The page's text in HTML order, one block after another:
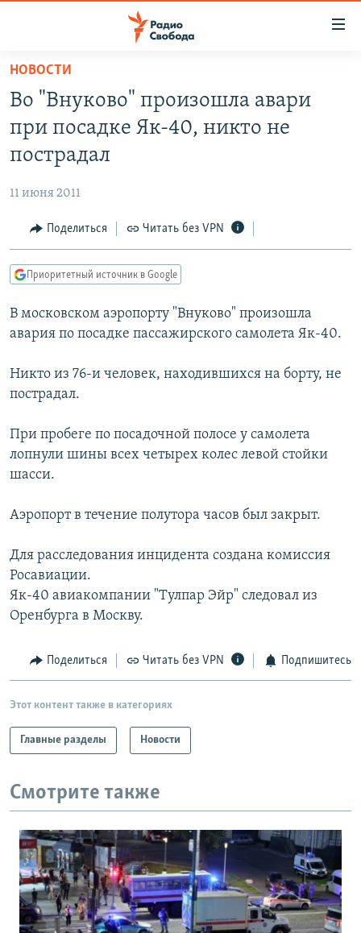
упрощенного
доступа
основному
Вернутся
Вернутся
поиску
ПРОГРАММЫ
ПОДКАСТЫ
АВТОРСКИЕ ПРОЕКТЫ
МНЕНИЯ
КУЛЬТУРА
КАВКАЗ.РЕАЛИИ
СЕВЕР.РЕАЛИИ
СИБИРЬ.РЕАЛИИ
РАСПИСАНИЕ ВЕЩАНИЯ
ПОДПИШИТЕСЬ НА РАССЫЛКУ
Все сайты РСЕ/РС
НОВОСТИ
Во "Внуково" произошла авари
при посадке Як-40, никто не
пострадал
11 июня 2011
Поделиться Читать без VPN
Приоритетный источник в Google
В московском аэропорту "Внуково" произошла
авария по посадке пассажирского самолета Як-40.
Никто из 76-и человек, находившихся на борту, не
пострадал.
При пробеге по посадочной полосе у самолета
лопнули шины всех четырех колес левой стойки
шасси.
Аэропорт в течение полутора часов был закрыт.
Для расследования инцидента создана комиссия
Росавиации.
Як-40 авиакомпании "Тулпар Эйр" следовал из
Оренбурга в Москву.
Поделиться Читать без VPN Подпишитесь
Этот контент также в категориях
Главные разделы Новости
Смотрите также